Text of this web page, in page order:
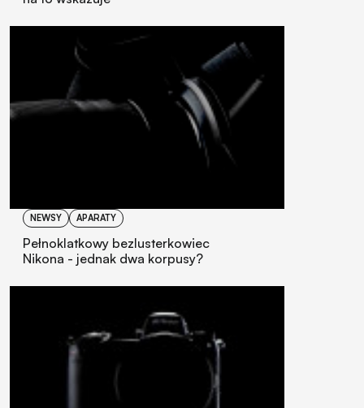
NEWSY APARATY
Pełnoklatkowy bezlusterkowiec
Nikona - jednak dwa korpusy?